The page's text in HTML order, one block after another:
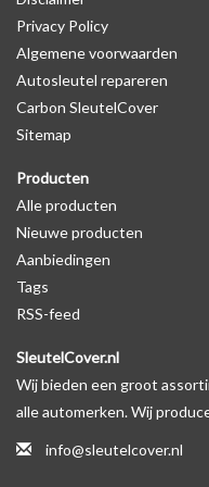
Levering
Voor 16:00 besteld =
Verzending naar België: 1/3
Merk: SleutelCover
Geschikt voor: BMW
Gewicht: 20g
Materiaal: Siliconen
Geschikt voor o.a. de
* Afhankelijk van het
* Controleer
altijd alsnog
Privacy Policy
Algemene voorwaarden
Autosleutel repareren
Carbon SleutelCover
Sitemap
Producten
Alle producten
Nieuwe producten
Aanbiedingen
Tags
RSS-feed
SleutelCover.nl
Wij bieden een groot
alle automerken. Wij
info@sleutelcover.nl